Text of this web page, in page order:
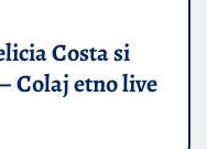
Costa si
Colaj etno live